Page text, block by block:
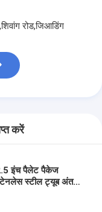
रोड,जिआडिंग
करें
इंच पैलेट पैकेज
स्टील ट्यूब अंत